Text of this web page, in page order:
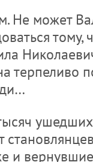
Не может
тому,
терпеливо
и